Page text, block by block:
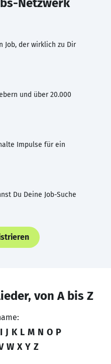
Job, der wirklich zu Dir
und über 20.000
Impulse für ein
Du Deine Job-Suche
von A bis Z
I J K L M N O P
W X Y Z